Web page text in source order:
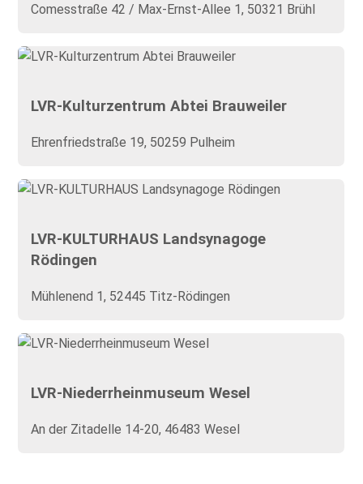
Comesstraße 42 / Max-Ernst-Allee 1, 50321 Brühl
LVR-Kulturzentrum Abtei Brauweiler
Ehrenfriedstraße 19, 50259 Pulheim
LVR-KULTURHAUS Landsynagoge
Rödingen
Mühlenend 1, 52445 Titz-Rödingen
LVR-Niederrheinmuseum Wesel
An der Zitadelle 14-20, 46483 Wesel